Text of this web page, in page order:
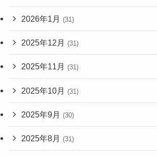
2026年1月 (31)
2025年12月 (31)
2025年11月 (31)
2025年10月 (31)
2025年9月 (30)
2025年8月 (31)